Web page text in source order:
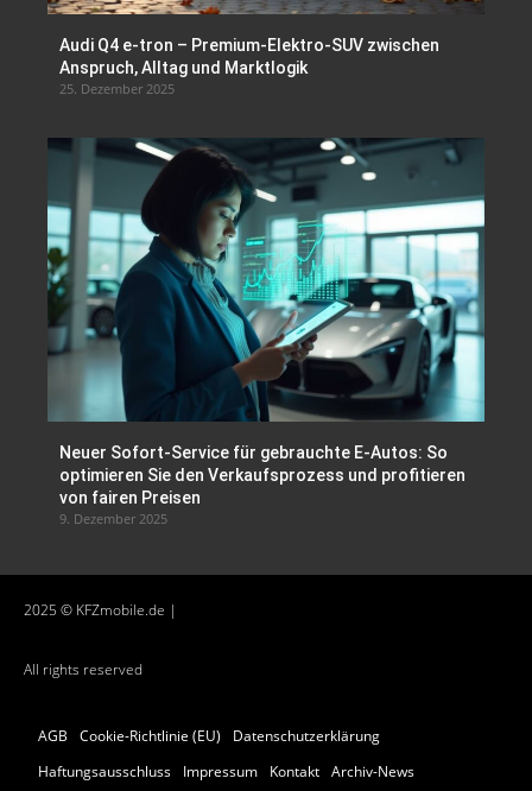
Audi Q4 e-tron – Premium-Elektro-SUV zwischen
Anspruch, Alltag und Marktlogik
25. Dezember 2025
Neuer Sofort-Service für gebrauchte E-Autos: So
optimieren Sie den Verkaufsprozess und profitieren
von fairen Preisen
9. Dezember 2025
2025 © KFZmobile.de |
All rights reserved
AGB Cookie-Richtlinie (EU)
Datenschutzerklärung
Haftungsausschluss
Impressum Kontakt Archiv-News